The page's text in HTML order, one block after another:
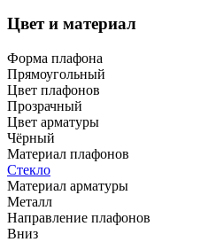
Цвет и материал
Форма плафона
Прямоугольный
Цвет плафонов
Прозрачный
Цвет арматуры
Чёрный
Материал плафонов
Стекло
Материал арматуры
Металл
Направление плафонов
Вниз